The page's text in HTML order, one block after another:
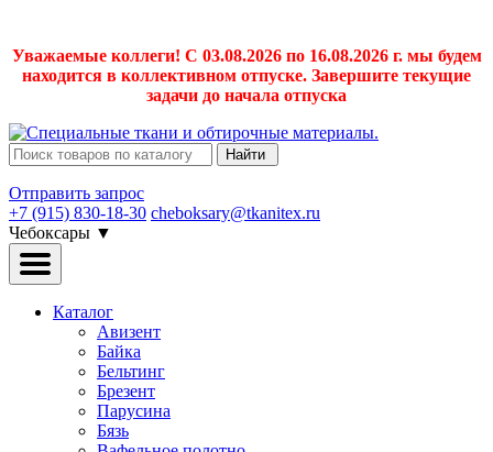
Уважаемые коллеги! С 03.08.2026 по 16.08.2026 г. мы будем
находится в коллективном отпуске. Завершите текущие
задачи до начала отпуска
Найти
Отправить запрос
+7 (915) 830-18-30 cheboksary@tkanitex.ru
Чебоксары ▼
Каталог
Авизент
Байка
Бельтинг
Брезент
Парусина
Бязь